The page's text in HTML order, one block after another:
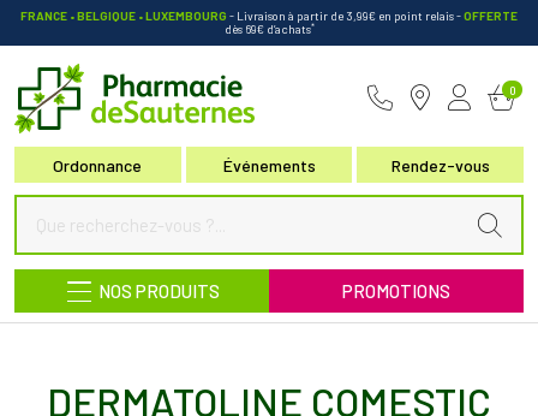
FRANCE • BELGIQUE • LUXEMBOURG - Livraison à partir de 3,99€ en point relais-OFFERTE
dès 69€ d’achats*
Ordonnance Événements Rendez-vous
0
NOS PRODUITS PROMOTIONS
DERMATOLINE COMESTIC